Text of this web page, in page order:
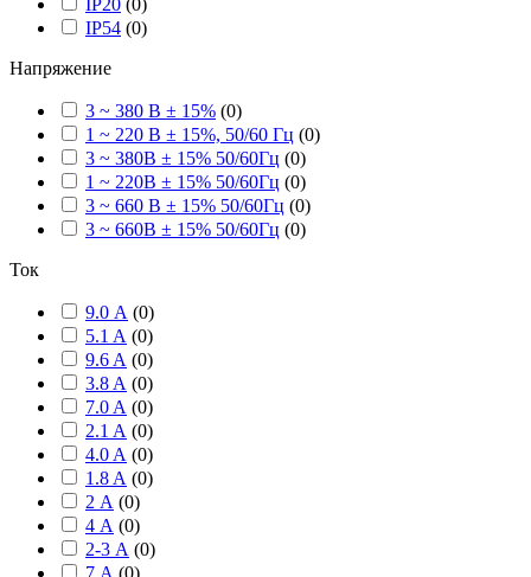
IP54 (0)
Напряжение
3 ~ 380 В ± 15% (0)
1 ~ 220 В ± 15%, 50/60 Гц (0)
3 ~ 380В ± 15% 50/60Гц (0)
1 ~ 220В ± 15% 50/60Гц (0)
3 ~ 660 В ± 15% 50/60Гц (0)
3 ~ 660В ± 15% 50/60Гц (0)
Ток
9.0 А (0)
5.1 A (0)
9.6 A (0)
3.8 A (0)
7.0 A (0)
2.1 A (0)
4.0 A (0)
1.8 A (0)
2 А (0)
4 А (0)
2-3 А (0)
7 А (0)